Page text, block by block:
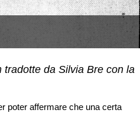
da Silvia Bre con la
poter affermare che una certa